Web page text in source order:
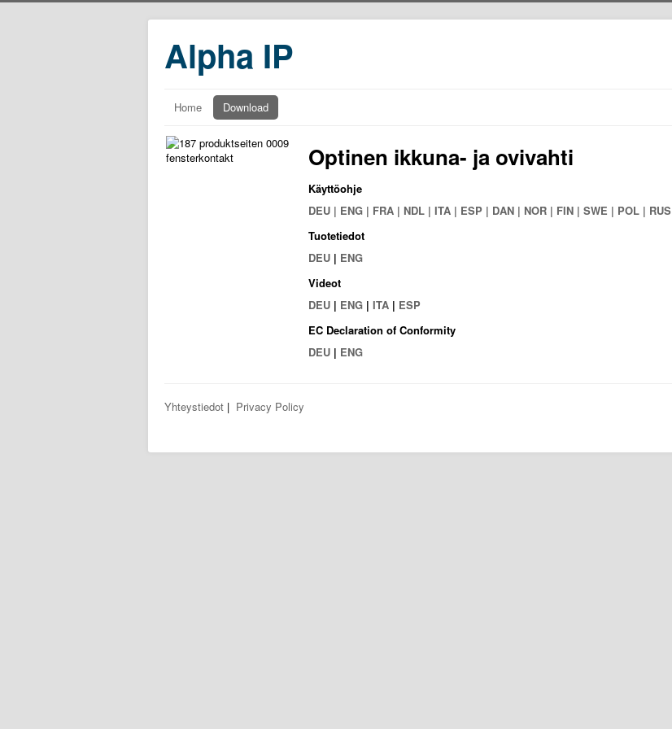
Alpha IP
Home Download
Optinen ikkuna- ja ovivahti
Käyttöohje
DEU | ENG | FRA | NDL | ITA | ESP | DAN | NOR | FIN | SWE | POL | RUS
Tuotetiedot
DEU | ENG
Videot
DEU | ENG | ITA | ESP
EC Declaration of Conformity
DEU | ENG
Yhteystiedot | Privacy Policy